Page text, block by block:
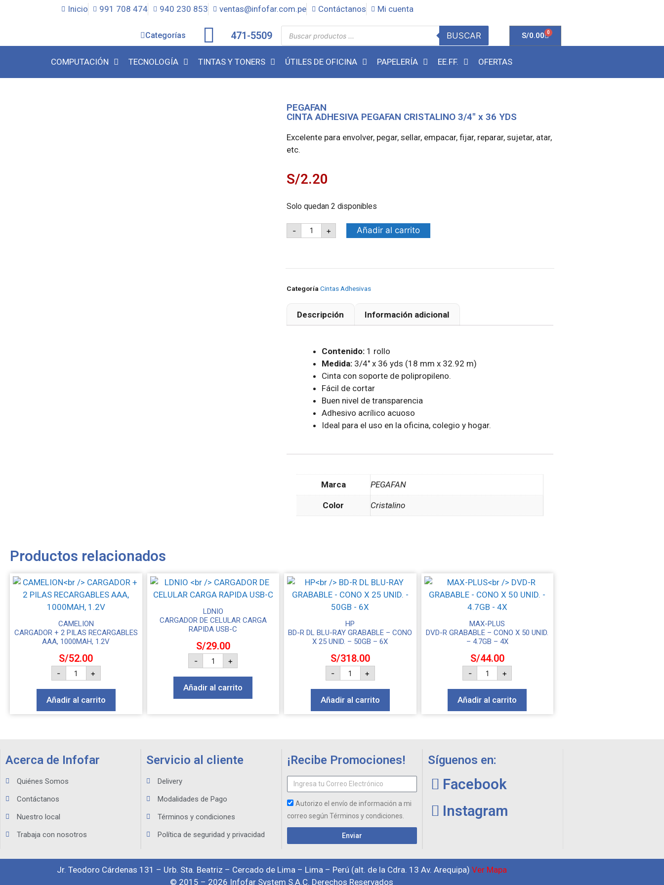
Inicio 991 708 474 940 230 853 ventas@infofar.com.pe Contáctanos Mi cuenta
Categorías 471-5509 BUSCAR S/0.00 0
COMPUTACIÓN TECNOLOGÍA TINTAS Y TONERS ÚTILES DE OFICINA PAPELERÍA EE.FF. OFERTAS
PEGAFAN
CINTA ADHESIVA PEGAFAN CRISTALINO 3/4″ x 36 YDS
Excelente para envolver, pegar, sellar, empacar, fijar, reparar, sujetar, atar,
etc.
S/2.20
Solo quedan 2 disponibles
- + Añadir al carrito
Categoría Cintas Adhesivas
Descripción Información adicional
Contenido: 1 rollo
Medida: 3/4″ x 36 yds (18 mm x 32.92 m)
Cinta con soporte de polipropileno.
Fácil de cortar
Buen nivel de transparencia
Adhesivo acrílico acuoso
Ideal para el uso en la oficina, colegio y hogar.
Marca PEGAFAN
Color Cristalino
Productos relacionados
CAMELION
CARGADOR + 2 PILAS RECARGABLES
AAA, 1000MAH, 1.2V
S/52.00
- +
Añadir al carrito
LDNIO
CARGADOR DE CELULAR CARGA
RAPIDA USB-C
S/29.00
- +
Añadir al carrito
HP
BD-R DL BLU-RAY GRABABLE – CONO
X 25 UNID. – 50GB – 6X
S/318.00
- +
Añadir al carrito
MAX-PLUS
DVD-R GRABABLE – CONO X 50 UNID.
– 4.7GB – 4X
S/44.00
- +
Añadir al carrito
Acerca de Infofar
Quiénes Somos
Contáctanos
Nuestro local
Trabaja con nosotros
Servicio al cliente
Delivery
Modalidades de Pago
Términos y condiciones
Política de seguridad y privacidad
¡Recibe Promociones!
Autorizo el envío de información a mi
correo según Términos y condiciones.
Enviar
Síguenos en:
Facebook
Instagram
Jr. Teodoro Cárdenas 131 – Urb. Sta. Beatriz – Cercado de Lima – Lima – Perú (alt. de la Cdra. 13 Av. Arequipa) Ver Mapa
© 2015 – 2026 Infofar System S.A.C. Derechos Reservados